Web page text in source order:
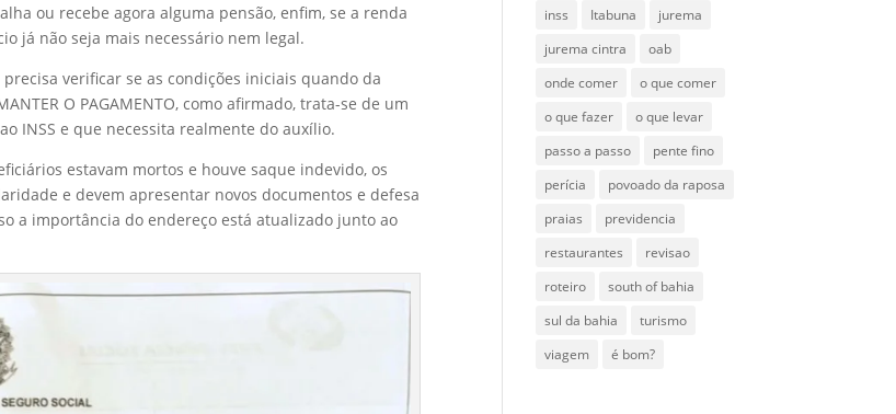
ou recebe agora alguma pensão, enfim, se a renda
já não seja mais necessário nem legal.
verificar se as condições iniciais quando da
O PAGAMENTO, como afirmado, trata-se de um
INSS e que necessita realmente do auxílio.
estavam mortos e houve saque indevido, os
e devem apresentar novos documentos e defesa
a importância do endereço está atualizado junto ao
inss
Itabuna
jurema
jurema cintra
oab
onde comer
o que comer
o que fazer
o que levar
passo a passo
pente fino
perícia
povoado da raposa
praias
previdencia
restaurantes
revisao
roteiro
south of bahia
sul da bahia
turismo
viagem
é bom?